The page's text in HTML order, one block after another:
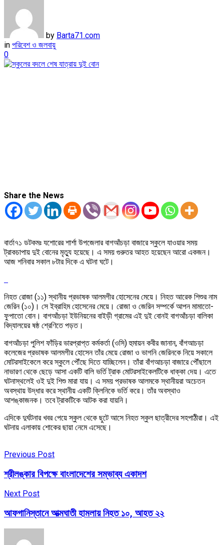
by Barta71.com
in পরিবেশ ও জলবায়ু
0
Share the News
বার্তা৭১ ডটকমঃ যশোরের শার্শা উপজেলার বাগআঁচড়া বাজারে স্কুলে যাওয়ার সময়
ট্রাকচাপায় দুই বোনের মৃত্যু হয়েছে। এ সময় গুরুতর আহত হয়েছেন আরো একজন।
আজ শনিবার সকাল ৮টার দিকে এ ঘটনা ঘটে।
নিহত রোজা (১১) স্থানীয় প্রভাষক আলমগীর হোসেনের মেয়ে। নিহত আরেক শিশুর নাম
জেরিন (১০)। সে ইব্রাহিম হোসেনের মেয়ে। রোজা ও জেরিন সম্পর্কে আপন মামাতো-
ফুপাতো বোন। বাগআঁচড়া ইউনিয়নের বাইড়ী গ্রামের এই দুই বোনই বাগআঁচড়া বালিকা
বিদ্যালয়ের ষষ্ঠ শ্রেণিতে পড়ত।
বাগআঁচড়া পুলিশ ফাঁড়ির ভারপ্রাপ্ত কর্মকর্তা (ওসি) হুমায়ন কবীর জানান, বাঁগআচড়া
কলেজের প্রভাষক আলমগীর হোসেন তাঁর মেয়ে রোজা ও ভাগনি জেরিনকে নিয়ে সকালে
মোটরসাইকেলে করে স্কুলে পৌঁছে দিতে যাচ্ছিলেন। তাঁরা বাঁগআচড়া বাজারে পৌঁছালে
নাভারণ থেকে ছেড়ে আসা একটি বালি ভর্তি ট্রাক মোটরসাইকেলটিকে ধাক্কা দেয়। এতে
ঘটনাস্থলেই ওই দুই শিশু মারা যায়। এ সময় প্রভাষক আলমকে স্থানীয়রা অচেতন
অবস্থায় উদ্ধার করে স্থানীয় একটি ক্লিনিকে ভর্তি করে। তাঁর অবস্থাও
আশঙ্কাজনক। তবে ট্রাকটিকে আটক করা যায়নি।
এদিকে দুর্ঘটনার খবর পেয়ে স্কুল থেকে ছুটে আসে নিহত স্কুল ছাত্রীদের সহপাঠীরা। এই
ঘটনায় এলাকায় শোকের ছায়া নেমে এসেছে।
Previous Post
শ্রীলঙ্কার বিপক্ষে বাংলাদেশের সম্ভাব্য একাদশ
Next Post
আফগানিস্তানে আত্মঘাতী হামলায় নিহত ১০, আহত ২২